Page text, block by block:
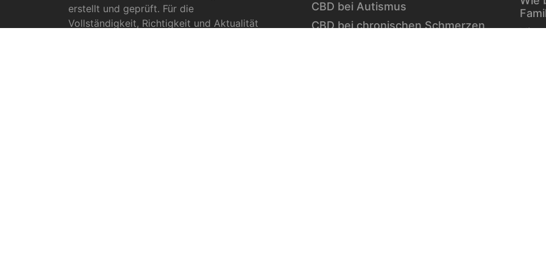
erstellt und geprüft. Für die
Vollständigkeit, Richtigkeit und Aktualität
CBD bei Autismus
CBD bei chronischen Schmerzen